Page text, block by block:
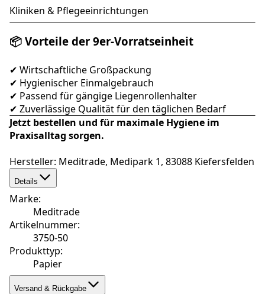
Kliniken & Pflegeeinrichtungen
📦 Vorteile der 9er-Vorratseinheit
✔ Wirtschaftliche Großpackung
✔ Hygienischer Einmalgebrauch
✔ Passend für gängige Liegenrollenhalter
✔ Zuverlässige Qualität für den täglichen Bedarf
Jetzt bestellen und für maximale Hygiene im
Praxisalltag sorgen.
Hersteller: Meditrade, Medipark 1, 83088 Kiefersfelden
Details
Marke:
Meditrade
Artikelnummer:
3750-50
Produkttyp:
Papier
Versand & Rückgabe